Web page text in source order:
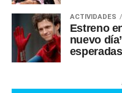
ACTIVIDADES
Estreno
nuevo